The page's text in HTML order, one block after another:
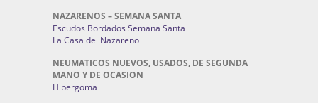
NAZARENOS – SEMANA SANTA
Escudos Bordados Semana Santa
La Casa del Nazareno
NEUMATICOS NUEVOS, USADOS, DE SEGUNDA
MANO Y DE OCASION
Hipergoma